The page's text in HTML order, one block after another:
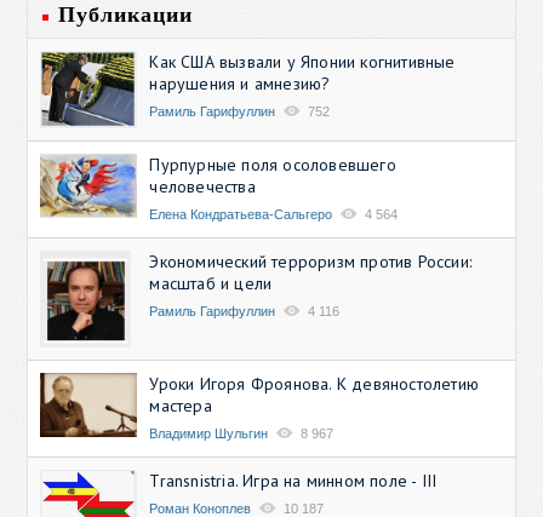
Публикации
Как США вызвали у Японии когнитивные
нарушения и амнезию?
Рамиль Гарифуллин 752
Пурпурные поля осоловевшего
человечества
Елена Кондратьева-Сальгеро 4 564
Экономический терроризм против России:
масштаб и цели
Рамиль Гарифуллин 4 116
Уроки Игоря Фроянова. К девяностолетию
мастера
Владимир Шульгин 8 967
Transnistria. Игра на минном поле - III
Роман Коноплев 10 187